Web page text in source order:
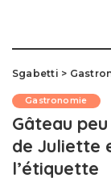
Sgabetti >
Gastronomie
Gâteau
de Juliette
l’étiquette